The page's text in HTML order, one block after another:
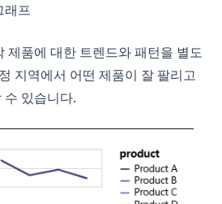
래프
제품에 대한 트렌드와 패턴을 별도
지역에서 어떤 제품이 잘 팔리고
수 있습니다.